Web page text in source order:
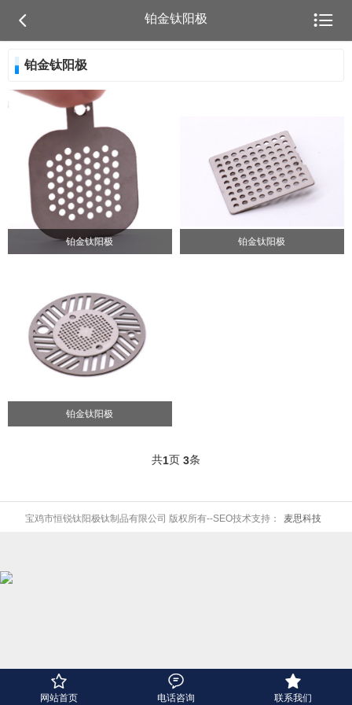
 铂金钛阳极 
铂金钛阳极
铂金钛阳极 铂金钛阳极
铂金钛阳极
共1页 3条
宝鸡市恒锐钛阳极钛制品有限公司 版权所有--SEO技术支持： 麦思科技

网站首页

电话咨询

联系我们